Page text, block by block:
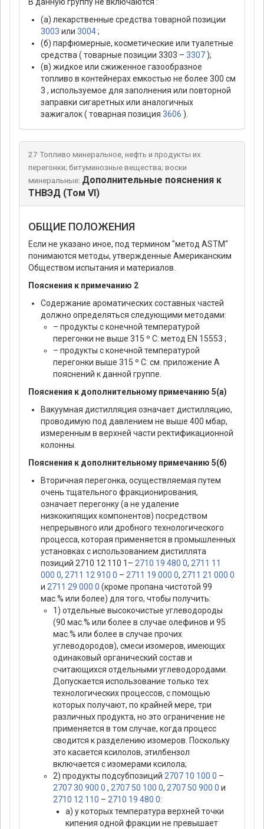
(а) лекарственные средства товарной позиции
3003 или 3004;
(б) парфюмерные, косметические или туалетные
средства ( товарные позиции 3303 – 3307);
(в) жидкое или сжиженное газообразное
топливо в контейнерах емкостью не более 300 см
3 , используемое для заполнения или повторной
заправки сигаретных или аналогичных
зажигалок ( товарная позиция 3606 ).
27 Топливо минеральное, нефть и продукты их
перегонки; битуминозные вещества; воски
минеральные: Дополнительные пояснения к
ТНВЭД (Том VI)
ОБЩИЕ ПОЛОЖЕНИЯ
Если не указано иное, под термином "метод ASTM"
понимаются методы, утвержденные Американским
Обществом испытания и материалов.
Пояснения к примечанию 2
Содержание ароматических составных частей
должно определяться следующими методами:
– продукты с конечной температурой
перегонки не выше 315 º С: метод EN 15553 ;
– продукты с конечной температурой
перегонки выше 315 º С: см. приложение A
пояснений к данной группе.
Пояснения к дополнительному примечанию 5(а)
Вакуумная дистилляция означает дистилляцию,
проводимую под давлением не выше 400 мбар,
измеренным в верхней части ректификационной
колонны.
Пояснения к дополнительному примечанию 5(б)
Вторичная перегонка, осуществляемая путем
очень тщательного фракционирования,
означает перегонку (а не удаление
низкокипящих компонентов) посредством
непрерывного или дробного технологического
процесса, которая применяется в промышленных
установках с использованием дистиллята
позиций 2710 12 110 1– 2710 19 480 0, 2711 11
000 0, 2711 12 910 0 – 2711 19 000 0, 2711 21 000 0
и 2711 29 000 0 (кроме пропана чистотой 99
мас.% или более) для того, чтобы получить:
1) отдельные высокочистые углеводороды
(90 мас.% или более в случае олефинов и 95
мас.% или более в случае прочих
углеводородов), смеси изомеров, имеющих
одинаковый органический состав и
считающихся отдельными углеводородами.
Допускается использование только тех
технологических процессов, с помощью
которых получают, по крайней мере, три
различных продукта, но это ограничение не
применяется в том случае, когда процесс
сводится к разделению изомеров. Поскольку
это касается ксилолов, этилбензол
включается с изомерами ксилола;
2) продукты подсубпозиций 2707 10 100 0 –
2707 30 900 0 , 2707 50 100 0, 2707 50 900 0 и
2710 12 110 – 2710 19 480 0:
а) у которых температура верхней точки
кипения одной фракции не превышает